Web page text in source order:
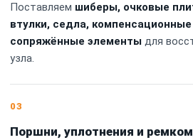
Поставляем шиберы, очковые
втулки, седла,
сопряжённые элементы для
узла.
03
Поршни, уплотнения и